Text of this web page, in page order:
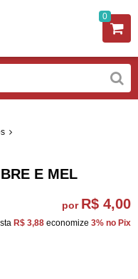
0
E MEL
por R$ 4,00
R$ 3,88 economize 3% no Pix